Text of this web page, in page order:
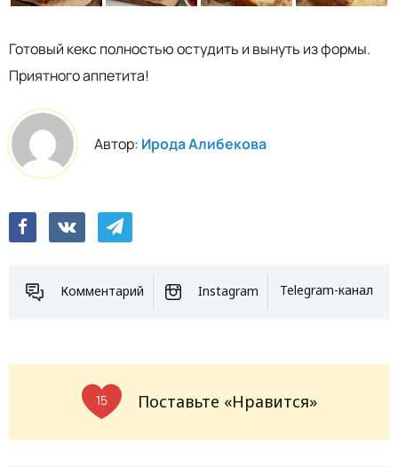
Готовый кекс полностью остудить и вынуть из формы.
Приятного аппетита!
Автор: Ирода Алибекова
Комментарий Instagram Telegram-канал
15 Поставьте «Нравится»